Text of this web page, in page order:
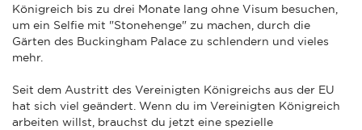
Königreich bis zu drei Monate lang ohne Visum besuchen,
um ein Selfie mit "Stonehenge" zu machen, durch die
Gärten des Buckingham Palace zu schlendern und vieles
mehr.
Seit dem Austritt des Vereinigten Königreichs aus der EU
hat sich viel geändert. Wenn du im Vereinigten Königreich
arbeiten willst, brauchst du jetzt eine spezielle